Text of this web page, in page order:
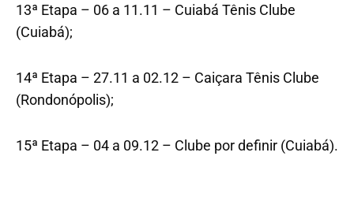
13ª Etapa – 06 a 11.11 – Cuiabá Tênis Clube
(Cuiabá);
14ª Etapa – 27.11 a 02.12 – Caiçara Tênis Clube
(Rondonópolis);
15ª Etapa – 04 a 09.12 – Clube por definir (Cuiabá).